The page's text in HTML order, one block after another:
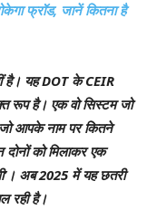
फ्रॉड, जानें कितना है
यह DOT के CEIR
रूप है। एक वो सिस्टम जो
जो आपके नाम पर कितने
को मिलाकर एक
अब 2025 में यह छतरी
रही है।